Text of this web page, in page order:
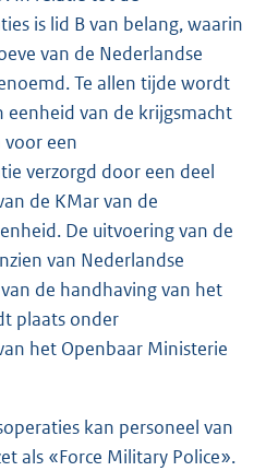
is lid B van belang, waarin
van de Nederlandse
Te allen tijde wordt
eenheid van de krijgsmacht
een
verzorgd door een deel
de KMar van de
De uitvoering van de
van Nederlandse
de handhaving van het
plaats onder
het Openbaar Ministerie
kan personeel van
als «Force Military Police».